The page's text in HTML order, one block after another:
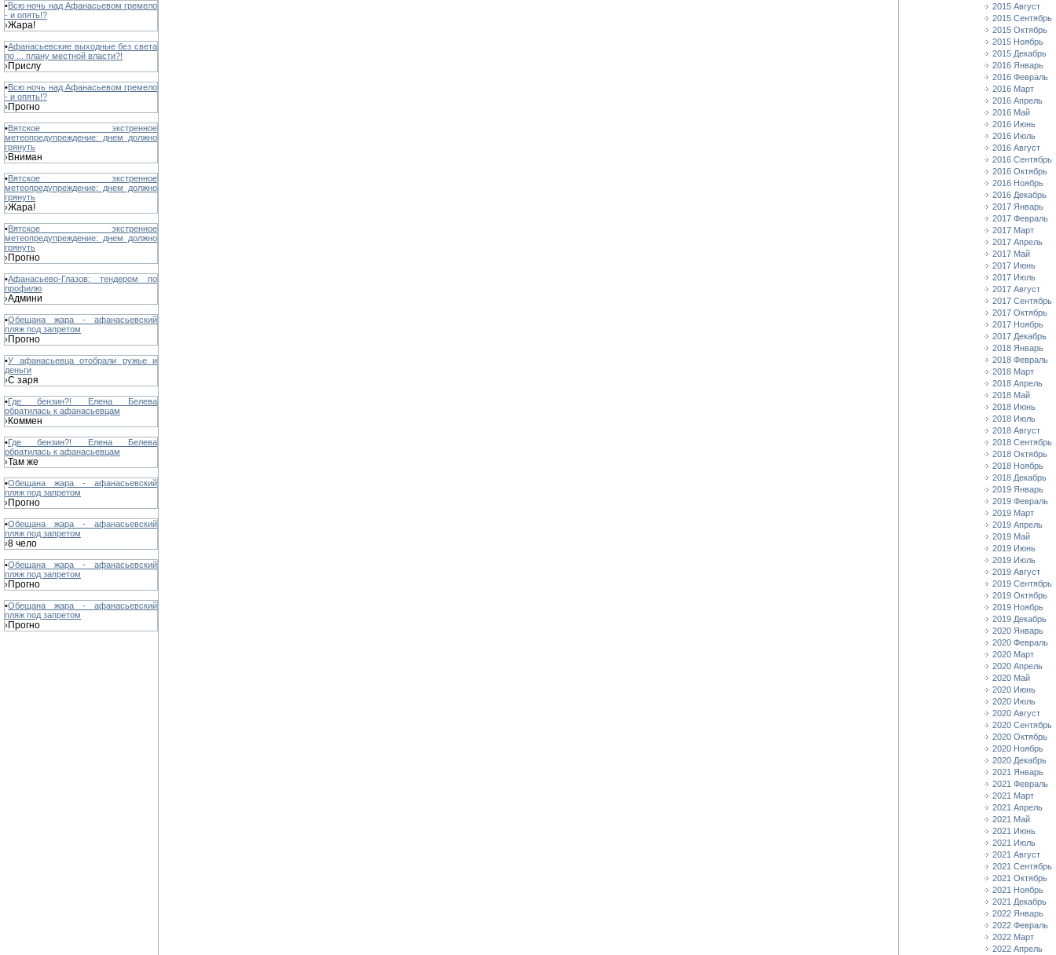
•Всю ночь над Афанасьевом гремело
- и опять!?
›Жара!
•Афанасьевские выходные без света
по ... плану местной власти?!
›Прислу
•Всю ночь над Афанасьевом гремело
- и опять!?
›Прогно
•Вятское экстренное
метеопредупреждение: днем должно
грянуть
›Вниман
•Вятское экстренное
метеопредупреждение: днем должно
грянуть
›Жара!
•Вятское экстренное
метеопредупреждение: днем должно
грянуть
›Прогно
•Афанасьево-Глазов: тендером по
профилю
›Админи
•Обещана жара - афанасьевский
пляж под запретом
›Прогно
•У афанасьевца отобрали ружье и
деньги
›С заря
•Где бензин?! Елена Белева
обратилась к афанасьевцам
›Коммен
•Где бензин?! Елена Белева
обратилась к афанасьевцам
›Там же
•Обещана жара - афанасьевский
пляж под запретом
›Прогно
•Обещана жара - афанасьевский
пляж под запретом
›8 чело
•Обещана жара - афанасьевский
пляж под запретом
›Прогно
•Обещана жара - афанасьевский
пляж под запретом
›Прогно
2015 Август
2015 Сентябрь
2015 Октябрь
2015 Ноябрь
2015 Декабрь
2016 Январь
2016 Февраль
2016 Март
2016 Апрель
2016 Май
2016 Июнь
2016 Июль
2016 Август
2016 Сентябрь
2016 Октябрь
2016 Ноябрь
2016 Декабрь
2017 Январь
2017 Февраль
2017 Март
2017 Апрель
2017 Май
2017 Июнь
2017 Июль
2017 Август
2017 Сентябрь
2017 Октябрь
2017 Ноябрь
2017 Декабрь
2018 Январь
2018 Февраль
2018 Март
2018 Апрель
2018 Май
2018 Июнь
2018 Июль
2018 Август
2018 Сентябрь
2018 Октябрь
2018 Ноябрь
2018 Декабрь
2019 Январь
2019 Февраль
2019 Март
2019 Апрель
2019 Май
2019 Июнь
2019 Июль
2019 Август
2019 Сентябрь
2019 Октябрь
2019 Ноябрь
2019 Декабрь
2020 Январь
2020 Февраль
2020 Март
2020 Апрель
2020 Май
2020 Июнь
2020 Июль
2020 Август
2020 Сентябрь
2020 Октябрь
2020 Ноябрь
2020 Декабрь
2021 Январь
2021 Февраль
2021 Март
2021 Апрель
2021 Май
2021 Июнь
2021 Июль
2021 Август
2021 Сентябрь
2021 Октябрь
2021 Ноябрь
2021 Декабрь
2022 Январь
2022 Февраль
2022 Март
2022 Апрель